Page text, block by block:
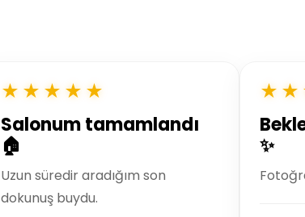
★★★★★
Salonum tamamlandı
🏠
Uzun süredir aradığım son
dokunuş buydu.
✨